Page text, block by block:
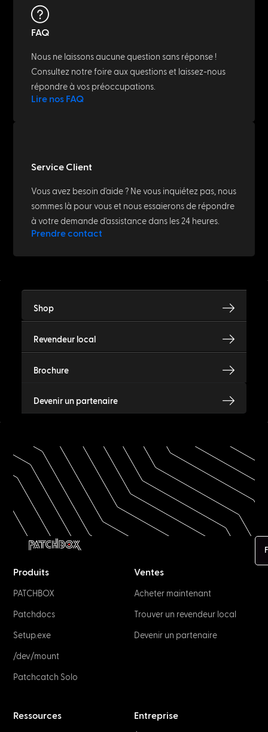
FAQ
Nous ne laissons aucune question sans réponse !
Consultez notre foire aux questions et laissez-nous
répondre à vos préoccupations.
Lire nos FAQ
Service Client
Vous avez besoin d'aide ? Ne vous inquiétez pas, nous
sommes là pour vous et nous essaierons de répondre
à votre demande d'assistance dans les 24 heures.
Prendre contact
Shop
Revendeur local
Brochure
Devenir un partenaire
Produits
PATCHBOX
Patchdocs
Setup.exe
/dev/mount
Patchcatch Solo
Ventes
Acheter maintenant
Trouver un revendeur local
Devenir un partenaire
Ressources Entreprise